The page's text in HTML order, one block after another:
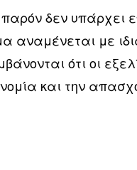
δεν υπάρχει
αναμένεται με
ότι οι
και την